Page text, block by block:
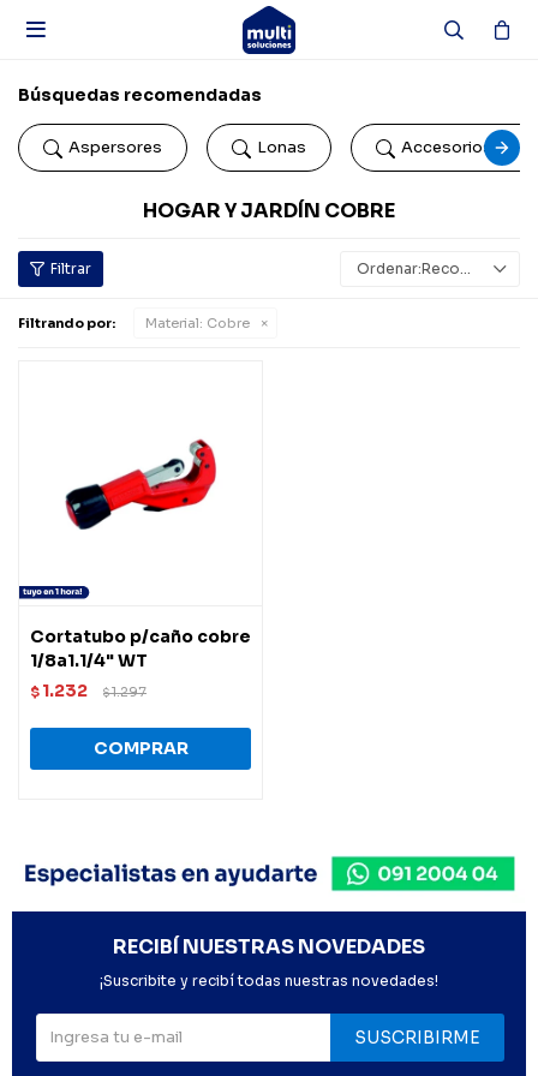

Búsquedas recomendadas
Aspersores Lonas Accesorios de
HOGAR Y JARDÍN COBRE
Recomendados
Filtrando por: Material: Cobre
Cortatubo p/caño cobre
1/8a1.1/4" WT
$ 1.232 $1.297
RECIBÍ NUESTRAS NOVEDADES
¡Suscribite y recibí todas nuestras novedades!
SUSCRIBIRME